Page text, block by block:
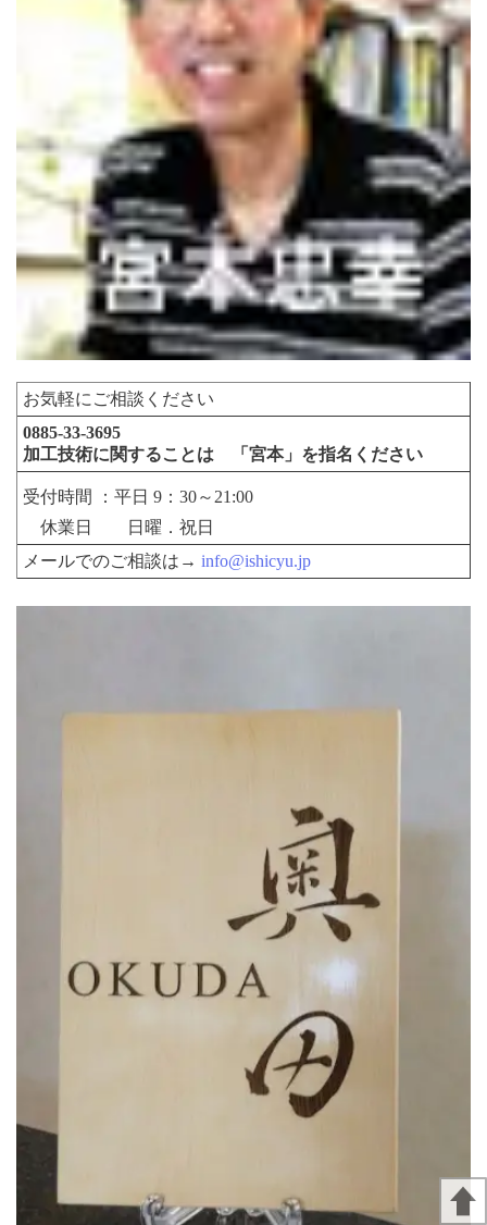
お気軽にご相談ください
0885-33-3695
加工技術に関することは 「宮本」を指名ください
受付時間 ：平日 9：30～21:00
休業日 日曜．祝日
メールでのご相談は→ info@ishicyu.jp